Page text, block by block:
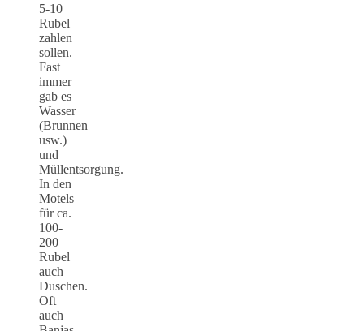
5-10
Rubel
zahlen
sollen.
Fast
immer
gab es
Wasser
(Brunnen
usw.)
und
Müllentsorgung.
In den
Motels
für ca.
100-
200
Rubel
auch
Duschen.
Oft
auch